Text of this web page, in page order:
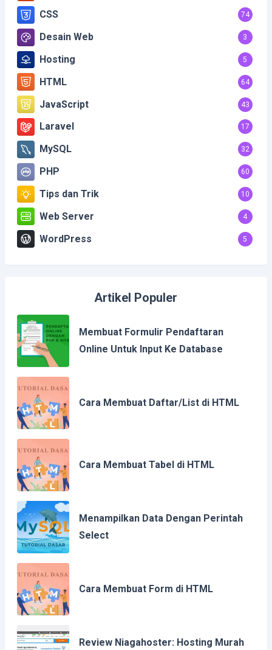
CSS 74
Desain Web 3
Hosting 5
HTML 64
JavaScript 43
Laravel 17
MySQL 32
PHP 60
Tips dan Trik 10
Web Server 4
WordPress 5
Artikel Populer
Membuat Formulir Pendaftaran
Online Untuk Input Ke Database
Cara Membuat Daftar/List di HTML
Cara Membuat Tabel di HTML
Menampilkan Data Dengan Perintah
Select
Cara Membuat Form di HTML
Review Niagahoster: Hosting Murah